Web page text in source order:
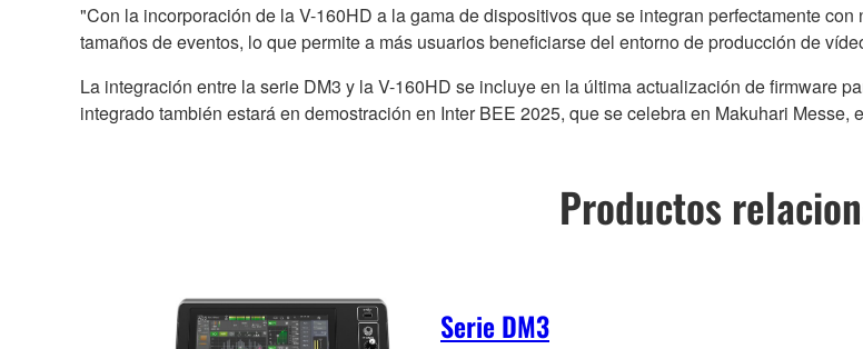
"Con la incorporación de la V-160HD a la gama de dispositivos que se integran perfectamente
tamaños de eventos, lo que permite a más usuarios beneficiarse del entorno de producción de
La integración entre la serie DM3 y la V-160HD se incluye en la última actualización de firmware
integrado también estará en demostración en Inter BEE 2025, que se celebra en Makuhari
Productos
Serie DM3